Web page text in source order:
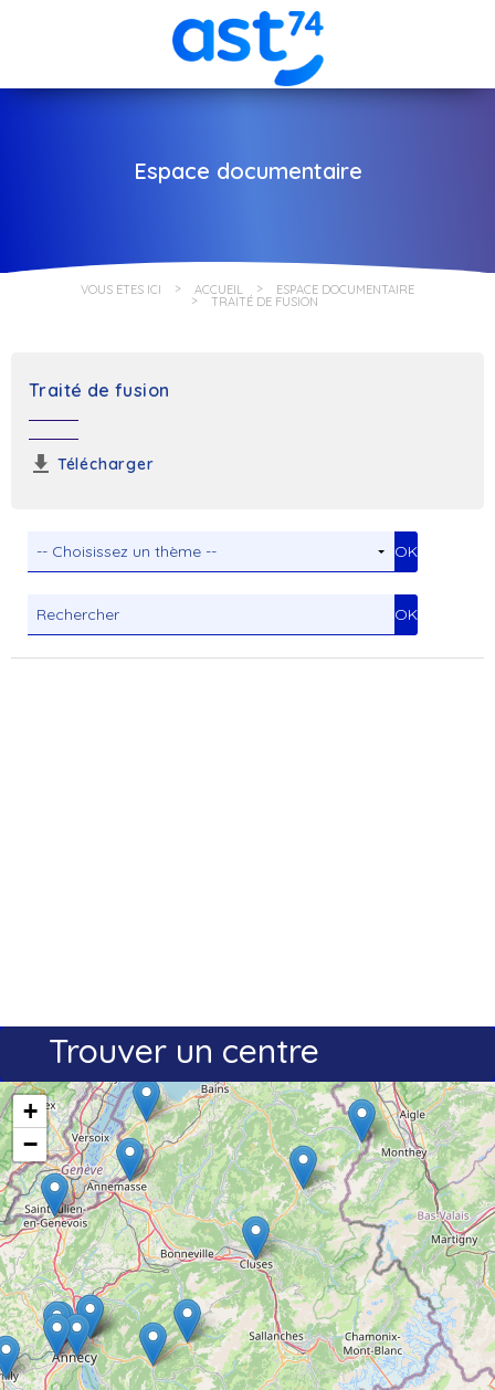
Espace documentaire
VOUS ÊTES ICI ACCUEIL ESPACE DOCUMENTAIRE
TRAITÉ DE FUSION
Traité de fusion
Télécharger
Trouver un centre
+
−